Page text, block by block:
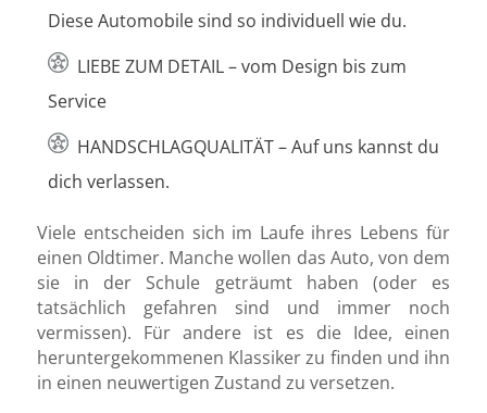
Diese Automobile sind so individuell wie du.
LIEBE ZUM DETAIL – vom Design bis zum
Service
HANDSCHLAGQUALITÄT – Auf uns kannst du
dich verlassen.
Viele entscheiden sich im Laufe ihres Lebens für
einen Oldtimer. Manche wollen das Auto, von dem
sie in der Schule geträumt haben (oder es
tatsächlich gefahren sind und immer noch
vermissen). Für andere ist es die Idee, einen
heruntergekommenen Klassiker zu finden und ihn
in einen neuwertigen Zustand zu versetzen.